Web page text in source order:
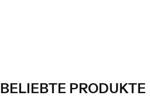
BELIEBTE PRODUKTE